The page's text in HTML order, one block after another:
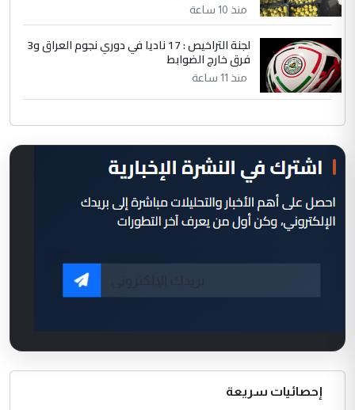
منذ 10 ساعة
لجنة التراخيص : 17 ناديا في دوري نجوم العراق و3
فرق خارج الضوابط
منذ 11 ساعة
إحصائيات سريعة